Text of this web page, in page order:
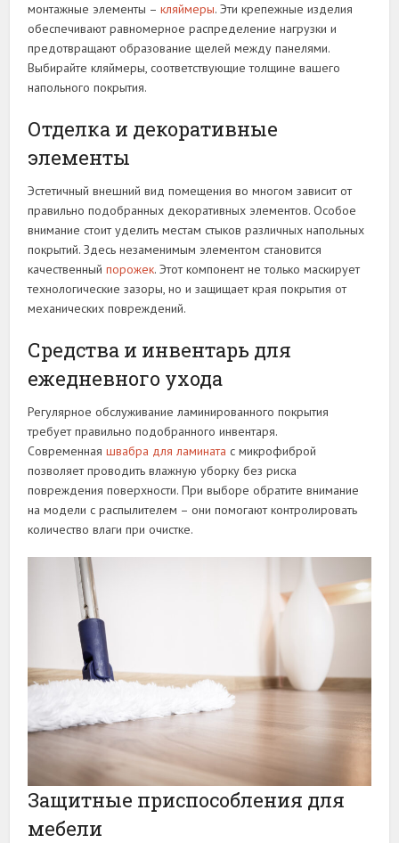
монтажные элементы –кляймеры. Эти крепежные изделия
обеспечивают равномерное распределение нагрузки и
предотвращают образование щелей между панелями.
Выбирайте кляймеры, соответствующие толщине вашего
напольного покрытия.
Отделка и декоративные
элементы
Эстетичный внешний вид помещения во многом зависит от
правильно подобранных декоративных элементов. Особое
внимание стоит уделить местам стыков различных напольных
покрытий. Здесь незаменимым элементом становится
качественныйпорожек. Этот компонент не только маскирует
технологические зазоры, но и защищает края покрытия от
механических повреждений.
Средства и инвентарь для
ежедневного ухода
Регулярное обслуживание ламинированного покрытия
требует правильно подобранного инвентаря.
Современнаяшвабра для ламината с микрофиброй
позволяет проводить влажную уборку без риска
повреждения поверхности. При выборе обратите внимание
на модели с распылителем – они помогают контролировать
количество влаги при очистке.
Защитные приспособления для
мебели